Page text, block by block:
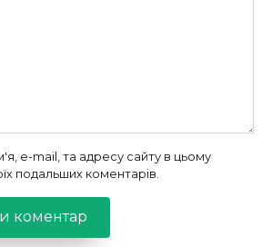
e-mail, та адресу сайту в цьому
подальших коментарів.